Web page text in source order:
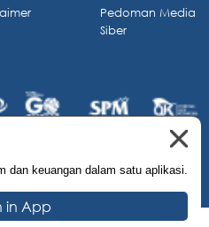
dan keuangan dalam satu aplikasi.
in App
Pedoman Media
Siber
All Rights Reserved.